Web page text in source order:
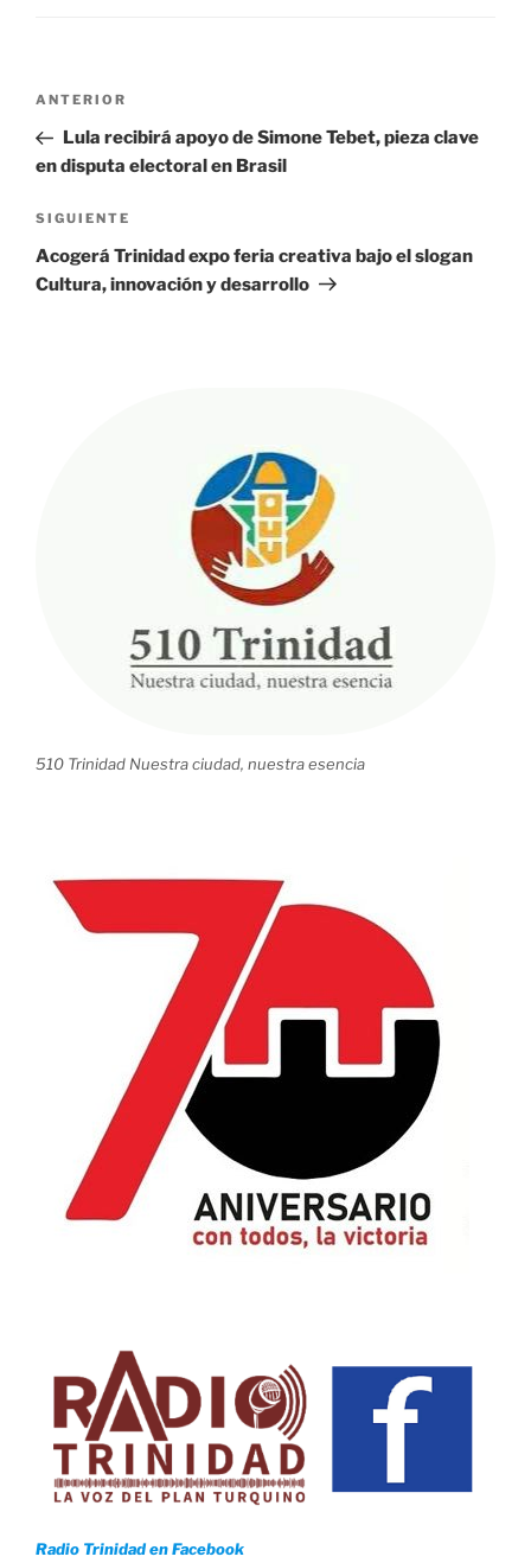
Navegación
entradas
Entrada
anterior:
ANTERIOR
Lula recibirá apoyo de Simone Tebet, pieza clave
en disputa electoral en Brasil
Siguiente
entrada
SIGUIENTE
Acogerá Trinidad expo feria creativa bajo el slogan
Cultura, innovación y desarrollo
510 Trinidad Nuestra ciudad, nuestra esencia
Radio Trinidad en Facebook